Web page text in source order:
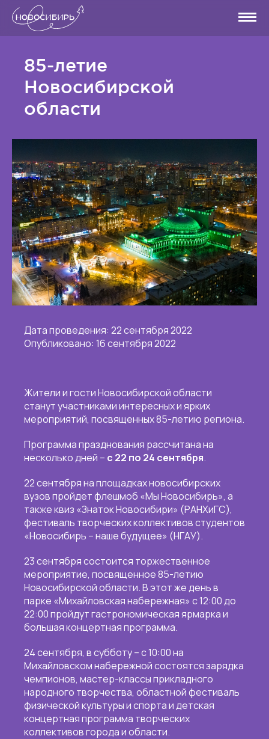
85-летие
Новосибирской
области
Дата проведения: 22 сентября 2022
Опубликовано: 16 сентября 2022
Жители и гости Новосибирской области
станут участниками интересных и ярких
мероприятий, посвященных 85-летию региона.
Программа празднования рассчитана на
несколько дней – с 22 по 24 сентября.
22 сентября на площадках новосибирских
вузов пройдет флешмоб «Мы Новосибирь», а
также квиз «Знаток Новосибири» (РАНХиГС),
фестиваль творческих коллективов студентов
«Новосибирь – наше будущее» (НГАУ).
23 сентября состоится торжественное
мероприятие, посвященное 85-летию
Новосибирской области. В этот же день в
парке «Михайловская набережная» с 12:00 до
22:00 пройдут гастрономическая ярмарка и
большая концертная программа.
24 сентября, в субботу – с 10:00 на
Михайловском набережной состоятся зарядка
чемпионов, мастер-классы прикладного
народного творчества, областной фестиваль
физической культуры и спорта и детская
концертная программа творческих
коллективов города и области.